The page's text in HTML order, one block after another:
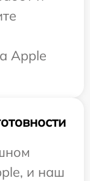
Apple
и наш